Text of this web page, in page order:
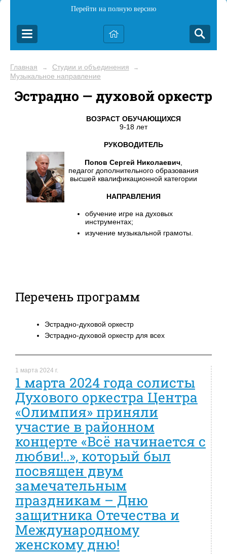
Перейти на полную версию
Главная → Студии и объединения →
Музыкальное направление
Эстрадно — духовой оркестр
ВОЗРАСТ ОБУЧАЮЩИХСЯ
9-18 лет
РУКОВОДИТЕЛЬ
Попов Сергей Николаевич,
педагог дополнительного образования
высшей квалификационной категории
НАПРАВЛЕНИЯ
обучение игре на духовых
инструментах;
изучение музыкальной грамоты.
Перечень программ
Эстрадно-духовой оркестр
Эстрадно-духовой оркестр для всех
1 марта 2024 г.
1 марта 2024 года солисты
Духового оркестра Центра
«Олимпия» приняли
участие в районном
концерте «Всё начинается с
любви!..», который был
посвящен двум
замечательным
праздникам – Дню
защитника Отечества и
Международному
женскому дню!